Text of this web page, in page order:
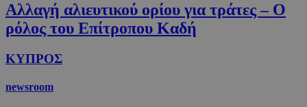
Αλλαγή αλιευτικού ορίου για τράτες – Ο
ρόλος του Επίτροπου Καδή
ΚΥΠΡΟΣ
newsroom